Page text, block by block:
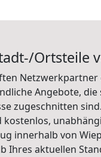
Ortsteile
Netzwerkpartner
Angebote, die
zugeschnitten
kostenlos,
innerhalb von
Ihres aktuellen